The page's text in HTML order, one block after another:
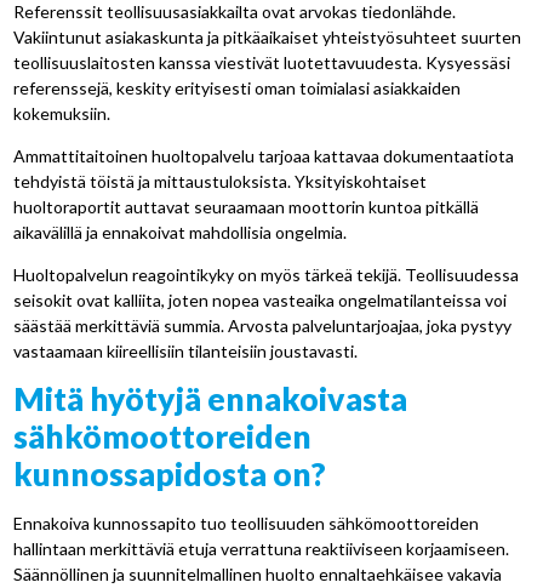
Referenssit teollisuusasiakkailta ovat arvokas tiedonlähde.
Vakiintunut asiakaskunta ja pitkäaikaiset yhteistyösuhteet suurten
teollisuuslaitosten kanssa viestivät luotettavuudesta. Kysyessäsi
referenssejä, keskity erityisesti oman toimialasi asiakkaiden
kokemuksiin.
Ammattitaitoinen huoltopalvelu tarjoaa kattavaa dokumentaatiota
tehdyistä töistä ja mittaustuloksista. Yksityiskohtaiset
huoltoraportit auttavat seuraamaan moottorin kuntoa pitkällä
aikavälillä ja ennakoivat mahdollisia ongelmia.
Huoltopalvelun reagointikyky on myös tärkeä tekijä. Teollisuudessa
seisokit ovat kalliita, joten nopea vasteaika ongelmatilanteissa voi
säästää merkittäviä summia. Arvosta palveluntarjoajaa, joka pystyy
vastaamaan kiireellisiin tilanteisiin joustavasti.
Mitä hyötyjä ennakoivasta
sähkömoottoreiden
kunnossapidosta on?
Ennakoiva kunnossapito tuo teollisuuden sähkömoottoreiden
hallintaan merkittäviä etuja verrattuna reaktiiviseen korjaamiseen.
Säännöllinen ja suunnitelmallinen huolto ennaltaehkäisee vakavia